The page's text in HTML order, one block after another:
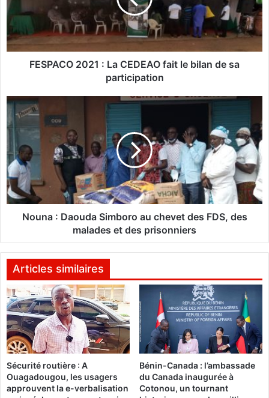
C
O
2
0
L
C
D
E
A
O
f
l
i
l
a
n
d
e
s
a
p
FESPACO 2021 : La CEDEAO fait le bilan de sa
participation
N
u
a
:
D
a
o
a
S
m
b
o
r
o
a
u
c
h
e
Nouna : Daouda Simboro au chevet des FDS, des
malades et des prisonniers
Articles similaires
Sécurité routière : A
Ouagadougou, les usagers
approuvent la e-verbalisation
Bénin-Canada : l’ambassade
du Canada inaugurée à
Cotonou, un tournant